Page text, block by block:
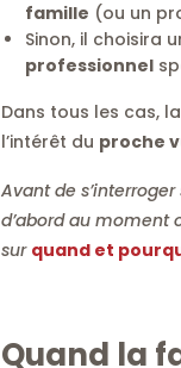
famille (ou un
Sinon, il choisira
professionnel
Dans tous les cas,
l’intérêt du proche
Avant de
d’abord au moment
sur quand et
Quand la